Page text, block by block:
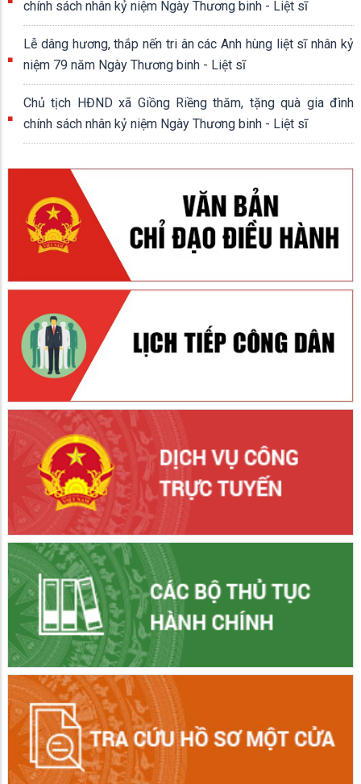
chính sách nhân kỷ niệm Ngày Thương binh - Liệt sĩ
Lễ dâng hương, thắp nến tri ân các Anh hùng liệt sĩ nhân kỷ
niệm 79 năm Ngày Thương binh - Liệt sĩ
Chủ tịch HĐND xã Giồng Riềng thăm, tặng quà gia đình
chính sách nhân kỷ niệm Ngày Thương binh - Liệt sĩ